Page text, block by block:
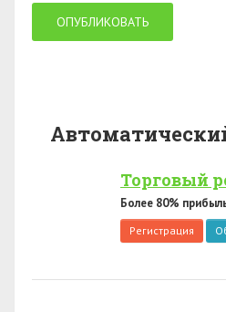
Торговый
Более 80%
Регистрация